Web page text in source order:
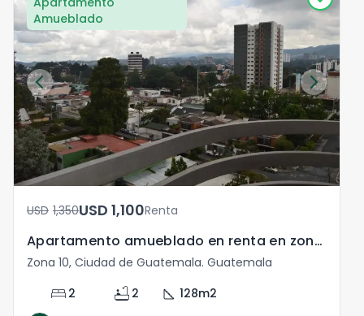
Amueblado
USD	1,350 USD	1,100Renta
Apartamento amueblado en renta en zona 10 Guatemala
Zona 10, Ciudad de Guatemala. Guatemala
bed 2 bathtub 2 square_foot 128m2